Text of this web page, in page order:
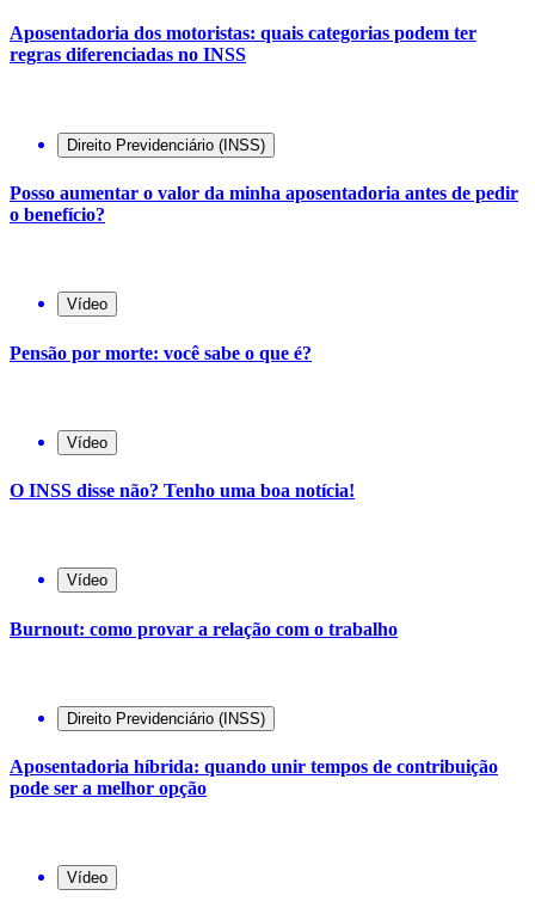
Aposentadoria dos motoristas: quais categorias podem ter
regras diferenciadas no INSS
Direito Previdenciário (INSS)
Posso aumentar o valor da minha aposentadoria antes de pedir
o benefício?
Vídeo
Pensão por morte: você sabe o que é?
Vídeo
O INSS disse não? Tenho uma boa notícia!
Vídeo
Burnout: como provar a relação com o trabalho
Direito Previdenciário (INSS)
Aposentadoria híbrida: quando unir tempos de contribuição
pode ser a melhor opção
Vídeo